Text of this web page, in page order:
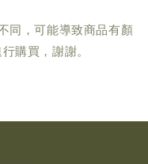
同，可能導致商品有顏
購買，謝謝。